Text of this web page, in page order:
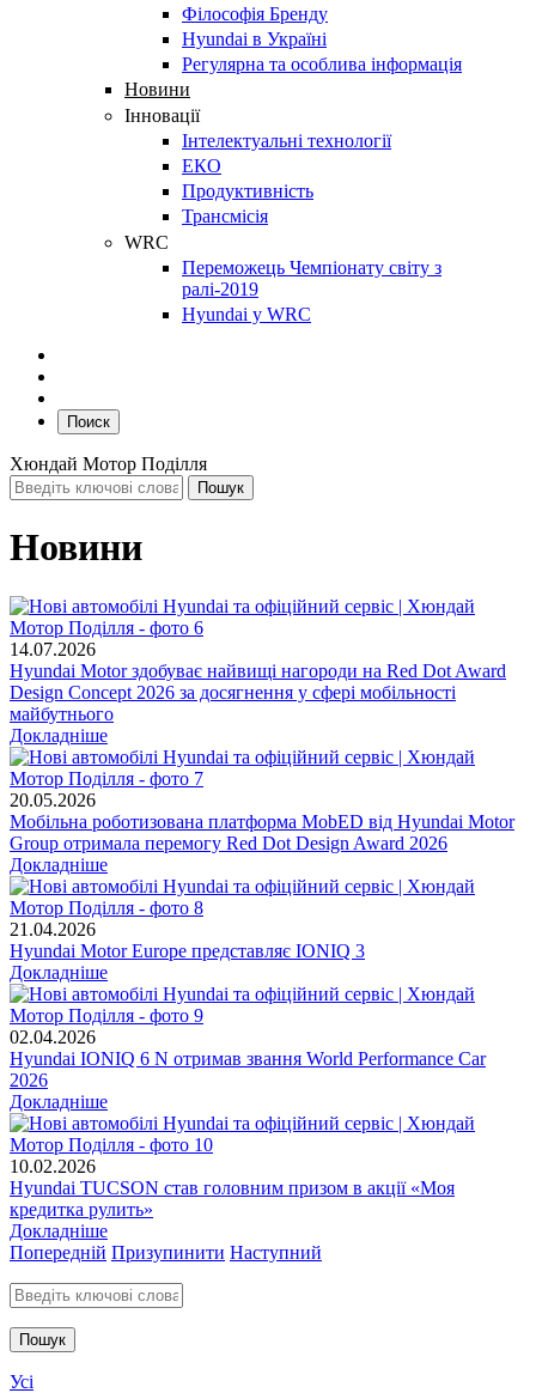
Філософія Бренду
Hyundai в Україні
Регулярна та особлива інформація
Новини
Інновації
Інтелектуальні технології
ЕКО
Продуктивність
Трансмісія
WRC
Переможець Чемпіонату світу з
ралі-2019
Hyundai у WRC
Поиск
Хюндай Мотор Поділля
Новини
14.07.2026
Hyundai Motor здобуває найвищі нагороди на Red Dot Award
Design Concept 2026 за досягнення у сфері мобільності
майбутнього
Докладніше
20.05.2026
Мобільна роботизована платформа MobED від Hyundai Motor
Group отримала перемогу Red Dot Design Award 2026
Докладніше
21.04.2026
Hyundai Motor Europe представляє IONIQ 3
Докладніше
02.04.2026
Hyundai IONIQ 6 N отримав звання World Performance Car
2026
Докладніше
10.02.2026
Hyundai TUCSON став головним призом в акції «Моя
кредитка рулить»
Докладніше
Попередній Призупинити Наступний
Введіть ключові слова для пошуку
Усі